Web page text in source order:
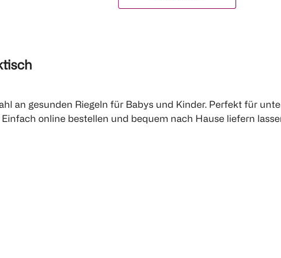
an gesunden Riegeln für Babys und Kinder. Perfekt für
online bestellen und bequem nach Hause liefern